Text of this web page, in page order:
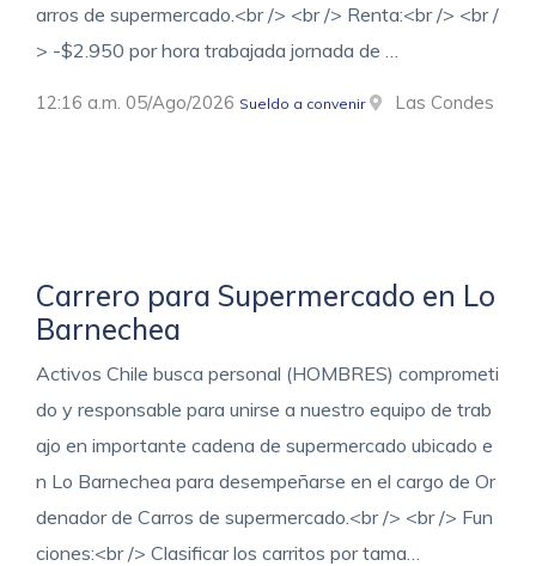
arros de supermercado.<br /> <br /> Renta:<br /> <br /
> -$2.950 por hora trabajada jornada de …
12:16 a.m. 05/Ago/2026 Sueldo a convenir Las Condes
Carrero para Supermercado en Lo
Barnechea
Activos Chile busca personal (HOMBRES) comprometi
do y responsable para unirse a nuestro equipo de trab
ajo en importante cadena de supermercado ubicado e
n Lo Barnechea para desempeñarse en el cargo de Or
denador de Carros de supermercado.<br /> <br /> Fun
ciones:<br /> Clasificar los carritos por tama…